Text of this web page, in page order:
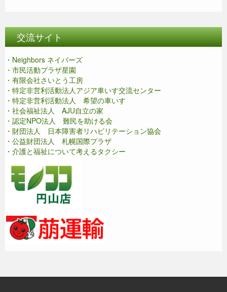
交流サイト
・Neighbors ネイバーズ
・市民活動プラザ星園
・有限会社さいとう工房
・特定非営利活動法人アジア車いす交流センター
・特定非営利活動法人 希望の車いす
・社会福祉法人 AJU自立の家
・認定NPO法人 難民を助ける会
・財団法人 日本障害者リハビリテーション協会
・公益財団法人 札幌国際プラザ
・介護と福祉について考えるタクシー